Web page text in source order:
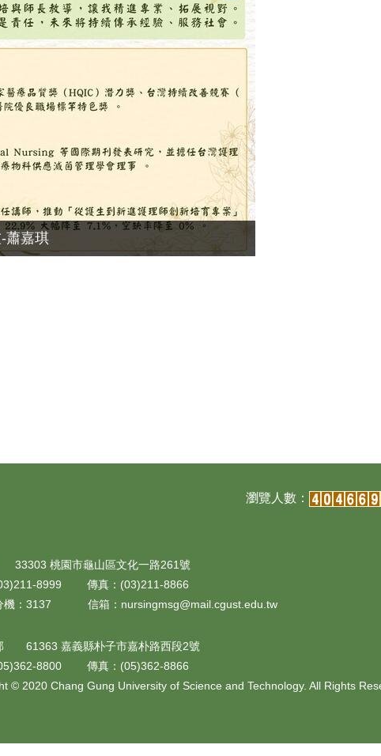
蕭嘉琪
桃園市龜山區文化一路261號
8999 傳真：(03)211-8866
機：3137 信箱：nursingmsg@mail.cgust.edu.tw
61363 嘉義縣朴子市嘉朴路西段2號
8800 傳真：(05)362-8866
© 2020 Chang Gung University of Science and Technology. All Rights